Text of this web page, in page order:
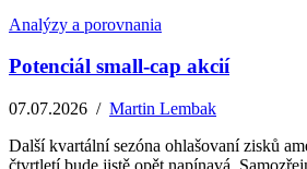
Analýzy a porovnania
Potenciál small-cap akcií
07.07.2026 / Martin Lembak
Další kvartální sezóna ohlašovaní zisků